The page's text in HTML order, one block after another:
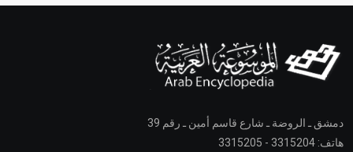
دمشق ـ الروضة ـ شارع قاسم أمين ـ رقم 39
هاتف: 3315204 - 3315205